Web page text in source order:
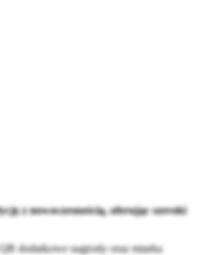
z nowoczesnością, oferując szeroki
dodatkowe nagrody oraz miarka